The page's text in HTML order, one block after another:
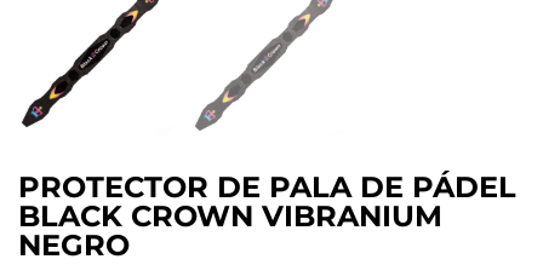
PROTECTOR DE PALA DE PÁDEL
BLACK CROWN VIBRANIUM
NEGRO